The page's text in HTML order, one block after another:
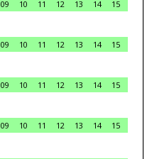
09 10 11 12 13 14
15
09 10 11 12 13 14
15
09 10 11 12 13 14
15
09 10 11 12 13 14
15